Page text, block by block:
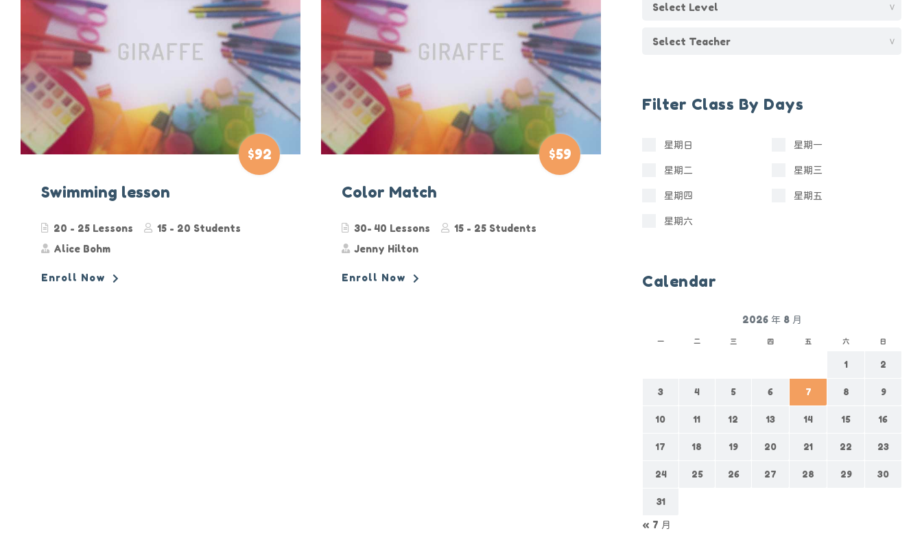
$92
Swimming lesson
20 - 25 Lessons
15 - 20 Students
Alice Bohm
Enroll Now
$59
Color Match
30- 40 Lessons
15 - 25 Students
Jenny Hilton
Enroll Now
Filter Class By Days
星期日 星期一
星期二 星期三
星期四 星期五
星期六
Calendar
2026 年 8 月
一 二 三 四 五 六 日
1 2
3 4 5 6 7 8 9
10 11 12 13 14 15 16
17 18 19 20 21 22 23
24 25 26 27 28 29 30
31
« 7 月